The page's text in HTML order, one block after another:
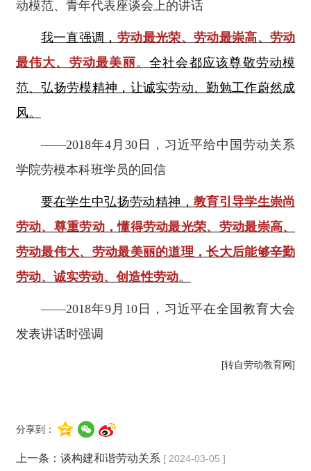
动模范、青年代表座谈会上的讲话
我一直强调， 劳动最光荣、劳动最崇高、劳动
最伟大、劳动最美丽。全社会都应该尊敬劳动模
范、弘扬劳模精神，让诚实劳动、勤勉工作蔚然成
风。
——2018年4月30日，习近平给中国劳动关系
学院劳模本科班学员的回信
要在学生中弘扬劳动精神， 教育引导学生崇尚
劳动、尊重劳动，懂得劳动最光荣、劳动最崇高、
劳动最伟大、劳动最美丽的道理，长大后能够辛勤
劳动、诚实劳动、创造性劳动。
——2018年9月10日，习近平在全国教育大会
发表讲话时强调
[转自劳动教育网]
分享到：
上一条： 谈构建和谐劳动关系 [ 2024-03-05 ]